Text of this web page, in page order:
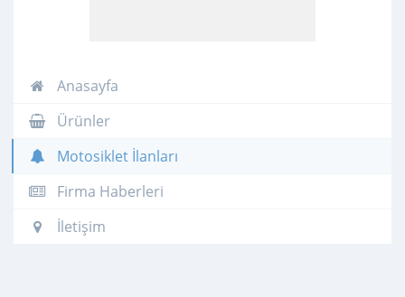
Anasayfa
Ürünler
Motosiklet İlanları
Firma Haberleri
İletişim